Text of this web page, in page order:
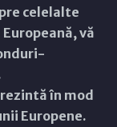
celelalte
vă
în mod
Europene.